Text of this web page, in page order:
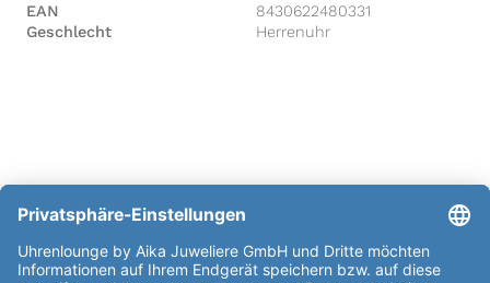
EAN
8430622480331
Geschlecht
Herrenuhr